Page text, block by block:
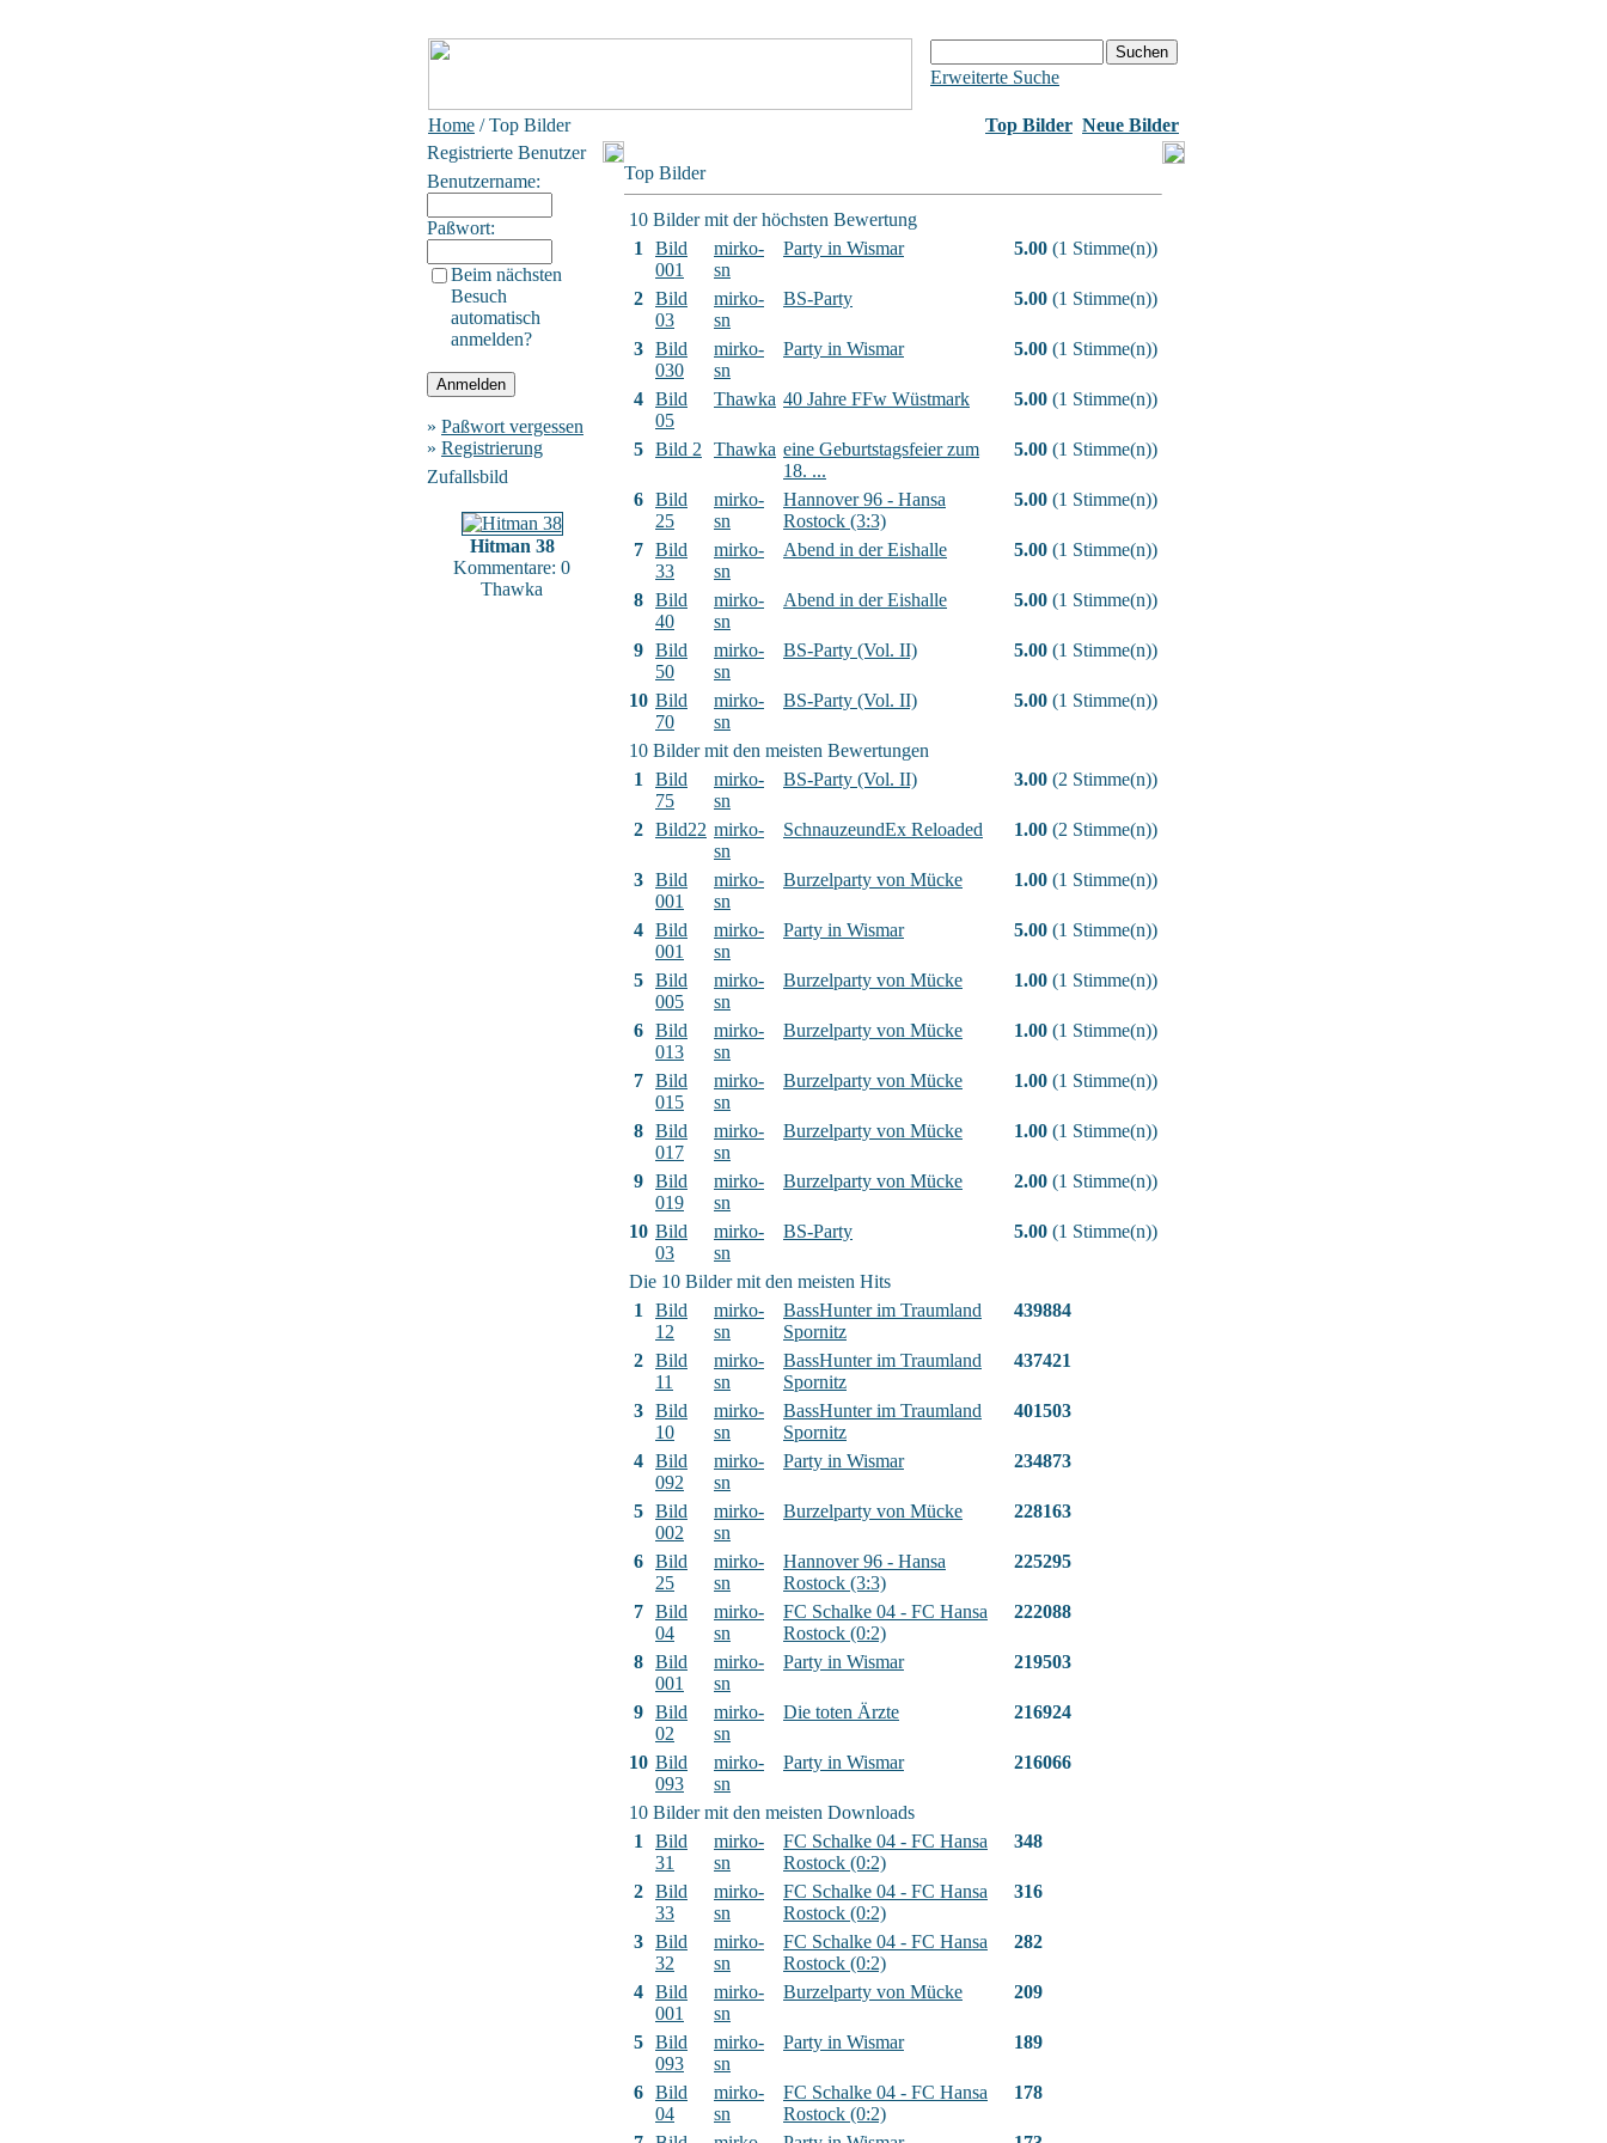
Erweiterte Suche
Home / Top Bilder Top Bilder Neue Bilder
Registrierte Benutzer
Benutzername:
Paßwort:
Beim nächsten
Besuch
automatisch
anmelden?
» Paßwort vergessen
» Registrierung
Zufallsbild
Hitman 38
Kommentare: 0
Thawka
Top Bilder
10 Bilder mit der höchsten Bewertung
1
Bild
001
mirko-
sn
Party in Wismar 5.00 (1 Stimme(n))
2 Bild
03
mirko-
sn
BS-Party 5.00 (1 Stimme(n))
3 Bild
030
mirko-
sn
Party in Wismar 5.00 (1 Stimme(n))
4 Bild
05
Thawka 40 Jahre FFw Wüstmark 5.00 (1 Stimme(n))
5 Bild 2 Thawka eine Geburtstagsfeier zum
18. ...
5.00 (1 Stimme(n))
6 Bild
25
mirko-
sn
Hannover 96 - Hansa
Rostock (3:3)
5.00 (1 Stimme(n))
7 Bild
33
mirko-
sn
Abend in der Eishalle 5.00 (1 Stimme(n))
8 Bild
40
mirko-
sn
Abend in der Eishalle 5.00 (1 Stimme(n))
9 Bild
50
mirko-
sn
BS-Party (Vol. II) 5.00 (1 Stimme(n))
10 Bild
70
mirko-
sn
BS-Party (Vol. II) 5.00 (1 Stimme(n))
10 Bilder mit den meisten Bewertungen
1
Bild
75
mirko-
sn
BS-Party (Vol. II) 3.00 (2 Stimme(n))
2 Bild22 mirko-
sn
SchnauzeundEx Reloaded 1.00 (2 Stimme(n))
3 Bild
001
mirko-
sn
Burzelparty von Mücke 1.00 (1 Stimme(n))
4 Bild
001
mirko-
sn
Party in Wismar 5.00 (1 Stimme(n))
5 Bild
005
mirko-
sn
Burzelparty von Mücke 1.00 (1 Stimme(n))
6 Bild
013
mirko-
sn
Burzelparty von Mücke 1.00 (1 Stimme(n))
7 Bild
015
mirko-
sn
Burzelparty von Mücke 1.00 (1 Stimme(n))
8 Bild
017
mirko-
sn
Burzelparty von Mücke 1.00 (1 Stimme(n))
9 Bild
019
mirko-
sn
Burzelparty von Mücke 2.00 (1 Stimme(n))
10 Bild
03
mirko-
sn
BS-Party 5.00 (1 Stimme(n))
Die 10 Bilder mit den meisten Hits
1
Bild
12
mirko-
sn
BassHunter im Traumland
Spornitz
439884
2 Bild
11
mirko-
sn
BassHunter im Traumland
Spornitz
437421
3 Bild
10
mirko-
sn
BassHunter im Traumland
Spornitz
401503
4 Bild
092
mirko-
sn
Party in Wismar 234873
5 Bild
002
mirko-
sn
Burzelparty von Mücke 228163
6 Bild
25
mirko-
sn
Hannover 96 - Hansa
Rostock (3:3)
225295
7 Bild
04
mirko-
sn
FC Schalke 04 - FC Hansa
Rostock (0:2)
222088
8 Bild
001
mirko-
sn
Party in Wismar 219503
9 Bild
02
mirko-
sn
Die toten Ärzte 216924
10 Bild
093
mirko-
sn
Party in Wismar 216066
10 Bilder mit den meisten Downloads
1
Bild
31
mirko-
sn
FC Schalke 04 - FC Hansa
Rostock (0:2)
348
2 Bild
33
mirko-
sn
FC Schalke 04 - FC Hansa
Rostock (0:2)
316
3 Bild
32
mirko-
sn
FC Schalke 04 - FC Hansa
Rostock (0:2)
282
4 Bild
001
mirko-
sn
Burzelparty von Mücke 209
5 Bild
093
mirko-
sn
Party in Wismar 189
6 Bild
04
mirko-
sn
FC Schalke 04 - FC Hansa
Rostock (0:2)
178